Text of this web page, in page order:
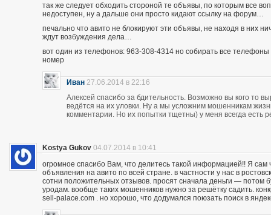
так же следует обходить стороной те объявы, по которым все
недоступен, ну а дальше они просто кидают ссылку на форум…
печально что авито не блокируют эти объявы, не находя в них
ждут возбуждения дела…
вот один из телефонов: 963-308-4314 но собирать все
номер
Иван 27.06.2014 в 22:16
Алексей спасибо за бдительность. Возможно вы кого то
ведётся на их уловки. Ну а мы усложним мошенникам
комментарии. Но их попытки тщетны) у меня всегда есть
Kostya Gukov 04.07.2014 в 10:41
огромное спасибо Вам, что делитесь такой информацией!! Я
объявления на авито по всей стране. в частности у нас в
сотни положительных отзывов. просят сначала деньги — потом
уродам. вообще таких мошенников нужно за решётку садить.
sell-palace.com . но хорошо, что додумался поюзать поиск в